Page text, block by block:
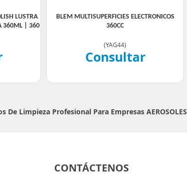
LUSTRA
360ML | 360
BLEM MULTISUPERFICIES ELECTRONICOS
360CC
(YAG44)
Consultar
De Limpieza Profesional Para Empresas AEROSOLES
CONTÁCTENOS